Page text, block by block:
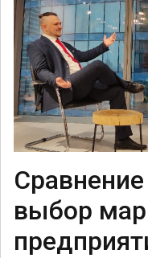
выбор